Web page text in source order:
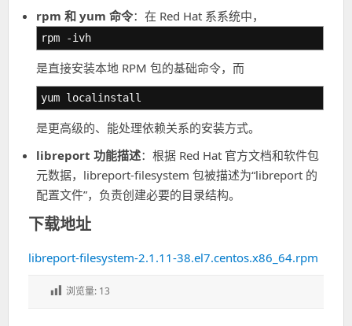
rpm 和 yum 命令：在 Red Hat 系系统中，
rpm -ivh
是直接安装本地 RPM 包的基础命令，而
yum localinstall
是更高级的、能处理依赖关系的安装方式。
libreport 功能描述：根据 Red Hat 官方文档和软件包
元数据，libreport-filesystem 包被描述为“libreport 的
配置文件”，负责创建必要的目录结构。
下载地址
libreport-filesystem-2.1.11-38.el7.centos.x86_64.rpm
浏览量: 13